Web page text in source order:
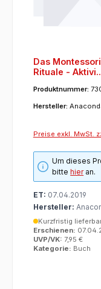
Das
Rituale -
Produktnummer:
Hersteller:
Preise exkl. MwSt.
Um dieses
bittehieran.
ET: 07.04.2019
Hersteller:
Kurzfristig
Erschienen:
UVP/VK: 7,95 €
Kategorie: Buch